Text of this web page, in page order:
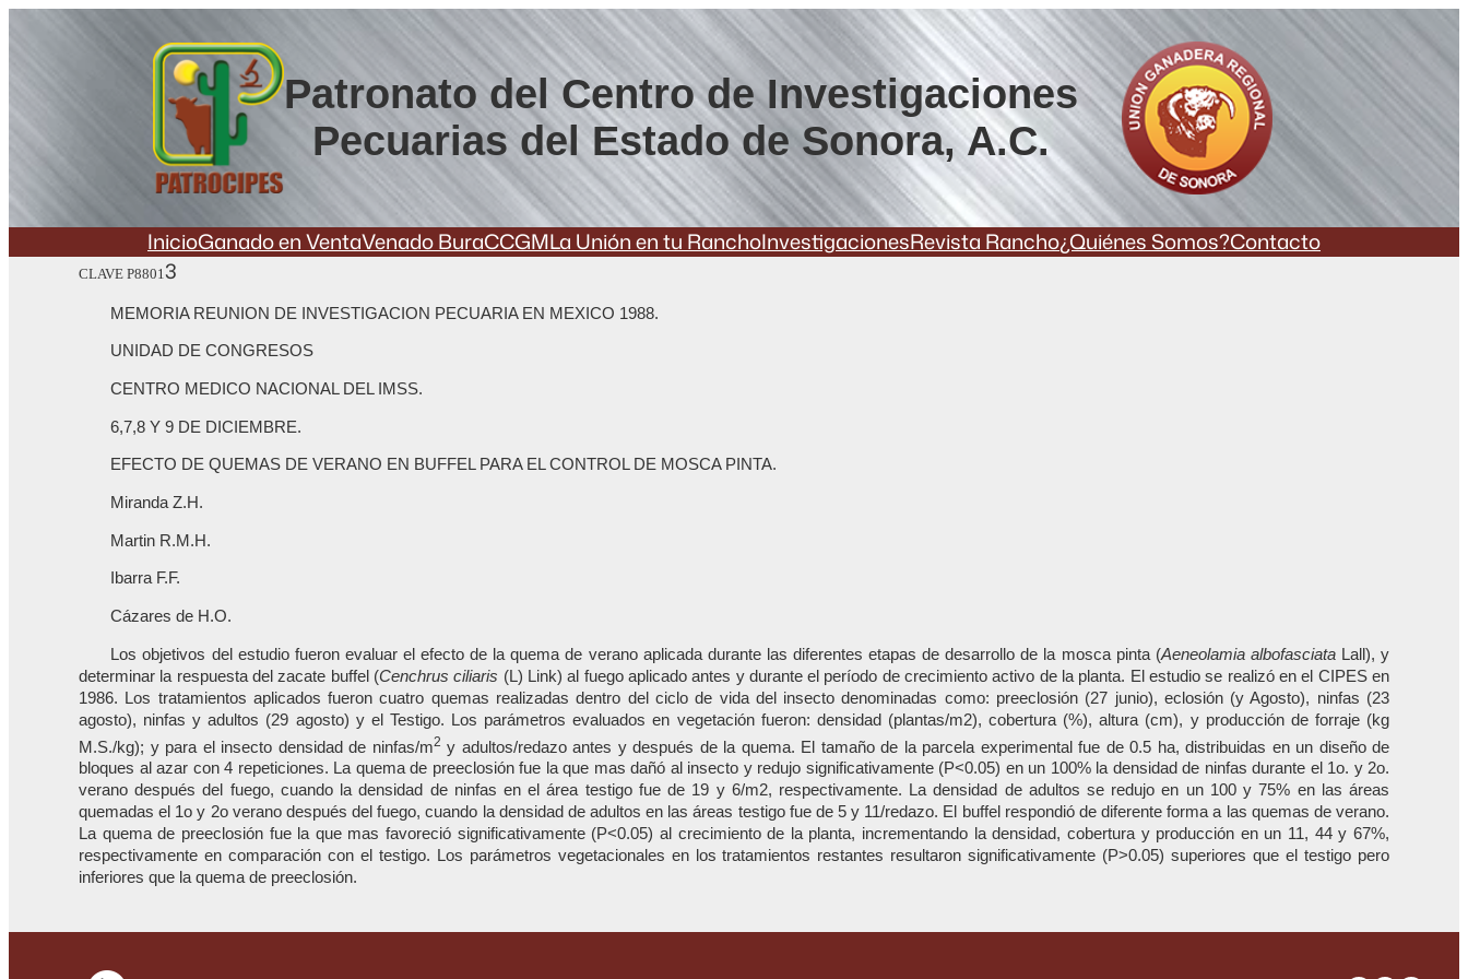
Patronato del Centro de Investigaciones
Pecuarias del Estado de Sonora, A.C.
InicioGanado en VentaVenado BuraCCGMLa Unión en tu RanchoInvestigacionesRevista Rancho¿Quiénes Somos?Contacto
CLAVE P88013
MEMORIA REUNION DE INVESTIGACION PECUARIA EN MEXICO 1988.
UNIDAD DE CONGRESOS
CENTRO MEDICO NACIONAL DEL IMSS.
6,7,8 Y 9 DE DICIEMBRE.
EFECTO DE QUEMAS DE VERANO EN BUFFEL PARA EL CONTROL DE MOSCA PINTA.
Miranda Z.H.
Martin R.M.H.
Ibarra F.F.
Cázares de H.O.
Los objetivos del estudio fueron evaluar el efecto de la quema de verano aplicada durante las diferentes etapas de desarrollo de la mosca pinta (Aeneolamia albofasciataLall), y
determinar la respuesta del zacate buffel (Cenchrus ciliaris (L) Link) al fuego aplicado antes y durante el período de crecimiento activo de la planta. El estudio se realizó en el CIPES en
1986. Los tratamientos aplicados fueron cuatro quemas realizadas dentro del ciclo de vida del insecto denominadas como: preeclosión (27 junio), eclosión (y Agosto), ninfas (23
agosto), ninfas y adultos (29 agosto) y el Testigo. Los parámetros evaluados en vegetación fueron: densidad (plantas/m2), cobertura (%), altura (cm), y producción de forraje (kg
M.S./kg); y para el insecto densidad de ninfas/m2 y adultos/redazo antes y después de la quema. El tamaño de la parcela experimental fue de 0.5 ha, distribuidas en un diseño de
bloques al azar con 4 repeticiones. La quema de preeclosión fue la que mas dañó al insecto y redujo significativamente (P<0.05) en un 100% la densidad de ninfas durante el 1o. y 2o.
verano después del fuego, cuando la densidad de ninfas en el área testigo fue de 19 y 6/m2, respectivamente. La densidad de adultos se redujo en un 100 y 75% en las áreas
quemadas el 1o y 2o verano después del fuego, cuando la densidad de adultos en las áreas testigo fue de 5 y 11/redazo. El buffel respondió de diferente forma a las quemas de verano.
La quema de preeclosión fue la que mas favoreció significativamente (P<0.05) al crecimiento de la planta, incrementando la densidad, cobertura y producción en un 11, 44 y 67%,
respectivamente en comparación con el testigo. Los parámetros vegetacionales en los tratamientos restantes resultaron significativamente (P>0.05) superiores que el testigo pero
inferiores que la quema de preeclosión.